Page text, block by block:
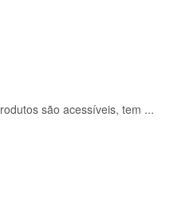
são acessíveis, tem ...